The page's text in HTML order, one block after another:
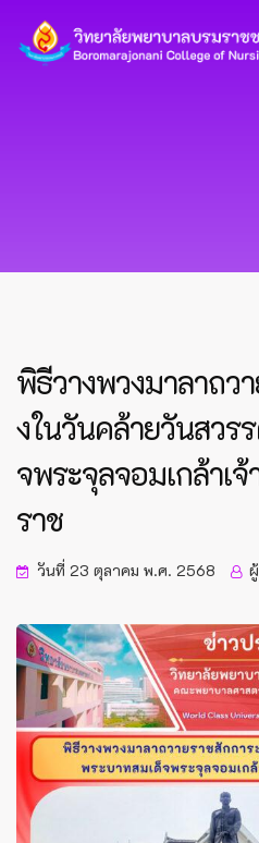
พิธีวางพวงมาลาถว
งในวันคล้ายวันสวร
จพระจุลจอมเกล้าเ
ราช
วันที่ 23 ตุลาคม พ.ศ. 2568